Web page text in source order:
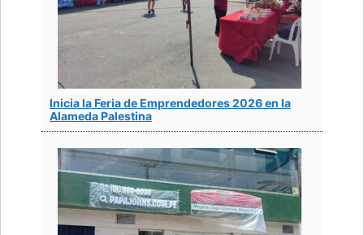
Inicia la Feria de Emprendedores 2026 en la
Alameda Palestina